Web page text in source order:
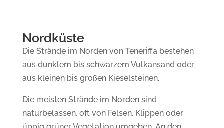
Nordküste
Die Strände im Norden von Teneriffa bestehen
aus dunklem bis schwarzem Vulkansand oder
aus kleinen bis großen Kieselsteinen.
Die meisten Strände im Norden sind
naturbelassen, oft von Felsen, Klippen oder